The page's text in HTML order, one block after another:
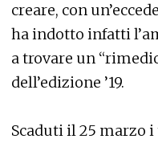
creare, con
ha indotto infatti
a trovare un
dell’edizione ’19.
Scaduti il 25 marzo